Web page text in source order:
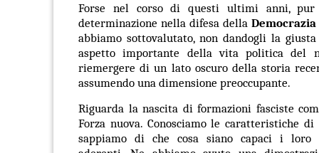
Forse nel corso di questi ultimi anni, pur
determinazione nella difesa della D
abbiamo sottovalutato, non dandogli la
aspetto importante della vita politica del
riemergere di un lato oscuro della storia
assumendo una dimensione preoccupante.
Riguarda la nascita di formazioni fasciste
Forza nuova. Conosciamo le caratteristiche
sappiamo di che cosa siano capaci i loro